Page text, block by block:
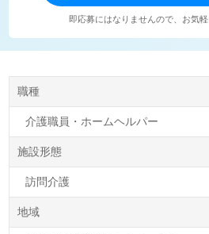
即応募にはなりませんので、お気
職種
介護職員・ホームヘルパー
施設形態
訪問介護
地域